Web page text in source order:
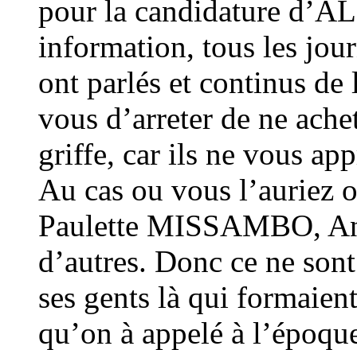
pour la candidature
information, tous les
ont parlés et continus
vous d’arreter de ne
griffe, car ils ne vous
Au cas ou vous l’auriez
Paulette MISSAMBO,
d’autres. Donc ce ne
ses gents là qui
qu’on à appelé à